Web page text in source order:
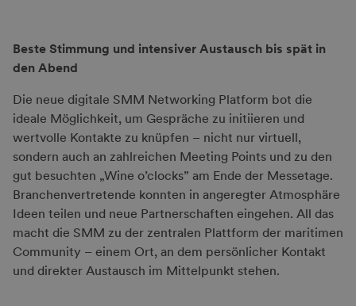
Beste Stimmung und intensiver Austausch bis spät in
den Abend
Die neue digitale SMM Networking Platform bot die
ideale Möglichkeit, um Gespräche zu initiieren und
wertvolle Kontakte zu knüpfen – nicht nur virtuell,
sondern auch an zahlreichen Meeting Points und zu den
gut besuchten „Wine o’clocks” am Ende der Messetage.
Branchenvertretende konnten in angeregter Atmosphäre
Ideen teilen und neue Partnerschaften eingehen. All das
macht die SMM zu der zentralen Plattform der maritimen
Community – einem Ort, an dem persönlicher Kontakt
und direkter Austausch im Mittelpunkt stehen.